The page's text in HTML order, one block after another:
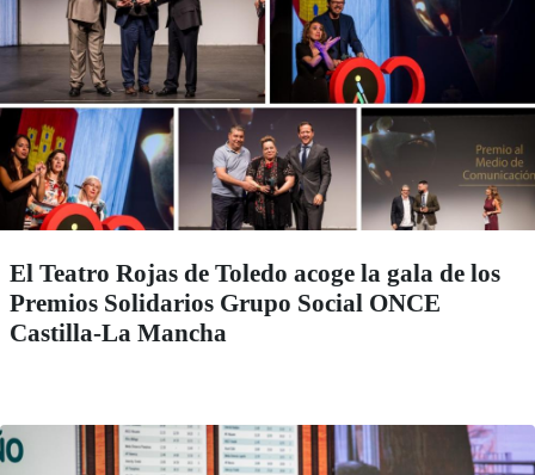
El Teatro Rojas de Toledo acoge la gala de los
Premios Solidarios Grupo Social ONCE
Castilla-La Mancha